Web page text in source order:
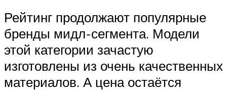
Рейтинг продолжают популярные
бренды мидл-сегмента. Модели
этой категории зачастую
изготовлены из очень качественных
материалов. А цена остаётся